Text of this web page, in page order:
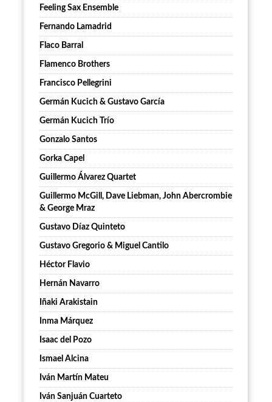
Feeling Sax Ensemble
Fernando Lamadrid
Flaco Barral
Flamenco Brothers
Francisco Pellegrini
Germán Kucich & Gustavo García
Germán Kucich Trío
Gonzalo Santos
Gorka Capel
Guillermo Álvarez Quartet
Guillermo McGill, Dave Liebman, John Abercrombie
& George Mraz
Gustavo Díaz Quinteto
Gustavo Gregorio & Miguel Cantilo
Héctor Flavio
Hernán Navarro
Iñaki Arakistain
Inma Márquez
Isaac del Pozo
Ismael Alcina
Iván Martín Mateu
Iván Sanjuán Cuarteto